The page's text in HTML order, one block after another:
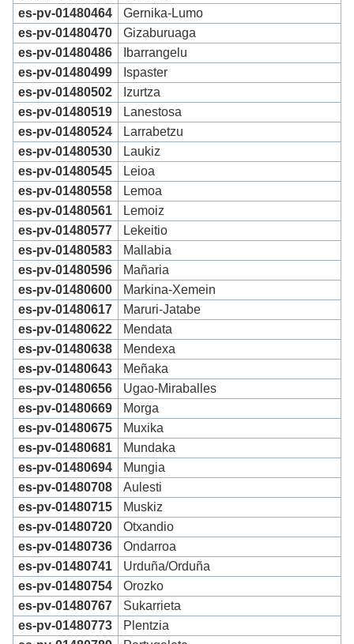
es-pv-01480464
Gernika-Lumo
es-pv-01480470
Gizaburuaga
es-pv-01480486
Ibarrangelu
es-pv-01480499
Ispaster
es-pv-01480502
Izurtza
es-pv-01480519
Lanestosa
es-pv-01480524
Larrabetzu
es-pv-01480530
Laukiz
es-pv-01480545
Leioa
es-pv-01480558
Lemoa
es-pv-01480561
Lemoiz
es-pv-01480577
Lekeitio
es-pv-01480583
Mallabia
es-pv-01480596
Mañaria
es-pv-01480600
Markina-Xemein
es-pv-01480617
Maruri-Jatabe
es-pv-01480622
Mendata
es-pv-01480638
Mendexa
es-pv-01480643
Meñaka
es-pv-01480656
Ugao-Miraballes
es-pv-01480669
Morga
es-pv-01480675
Muxika
es-pv-01480681
Mundaka
es-pv-01480694
Mungia
es-pv-01480708
Aulesti
es-pv-01480715
Muskiz
es-pv-01480720
Otxandio
es-pv-01480736
Ondarroa
es-pv-01480741
Urduña/Orduña
es-pv-01480754
Orozko
es-pv-01480767
Sukarrieta
es-pv-01480773
Plentzia